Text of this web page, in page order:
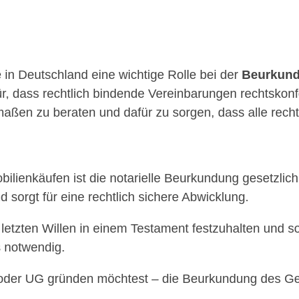
Deutschland eine wichtige Rolle bei der
dass rechtlich bindende Vereinbarungen
zu beraten und dafür zu sorgen, dass alle
ist die notarielle Beurkundung
sorgt für eine rechtlich sichere Abwicklung.
Willen in einem Testament festzuhalten und
UG gründen möchtest – die Beurkundung des